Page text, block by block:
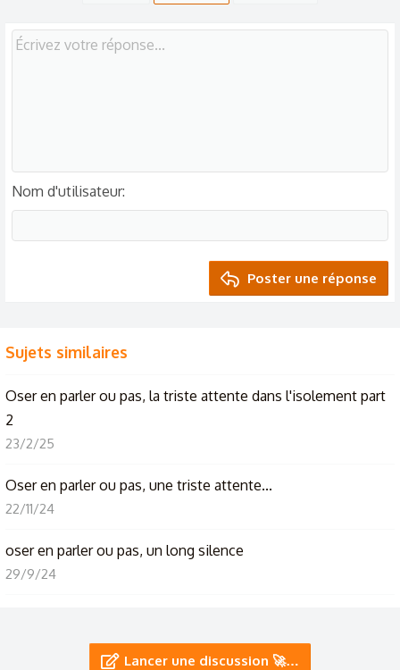
Nom d'utilisateur
Poster une réponse
Sujets similaires
Oser en parler ou pas, la triste attente dans l'isolement part
2
23/2/25
Oser en parler ou pas, une triste attente...
22/11/24
oser en parler ou pas, un long silence
29/9/24
Lancer une discussion 🚀…